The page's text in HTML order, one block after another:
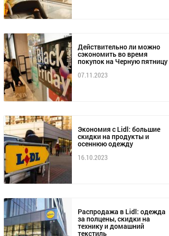
Действительно ли можно
сэкономить во время
покупок на Черную пятницу
07.11.2023
Экономия с Lidl: большие
скидки на продукты и
осеннюю одежду
16.10.2023
Распродажа в Lidl: одежда
за полцены, скидки на
технику и домашний
текстиль